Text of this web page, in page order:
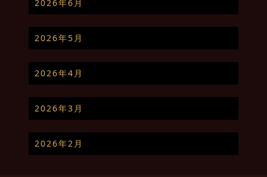
2026年6月
2026年5月
2026年4月
2026年3月
2026年2月